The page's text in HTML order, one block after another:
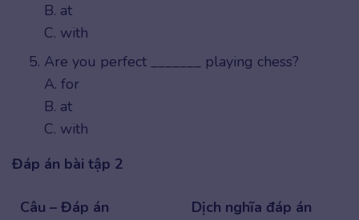
B. at
C. with
Are you perfect _______ playing chess?
A. for
B. at
C. with
Đáp án bài tập 2
Câu – Đáp án
Dịch nghĩa đáp án